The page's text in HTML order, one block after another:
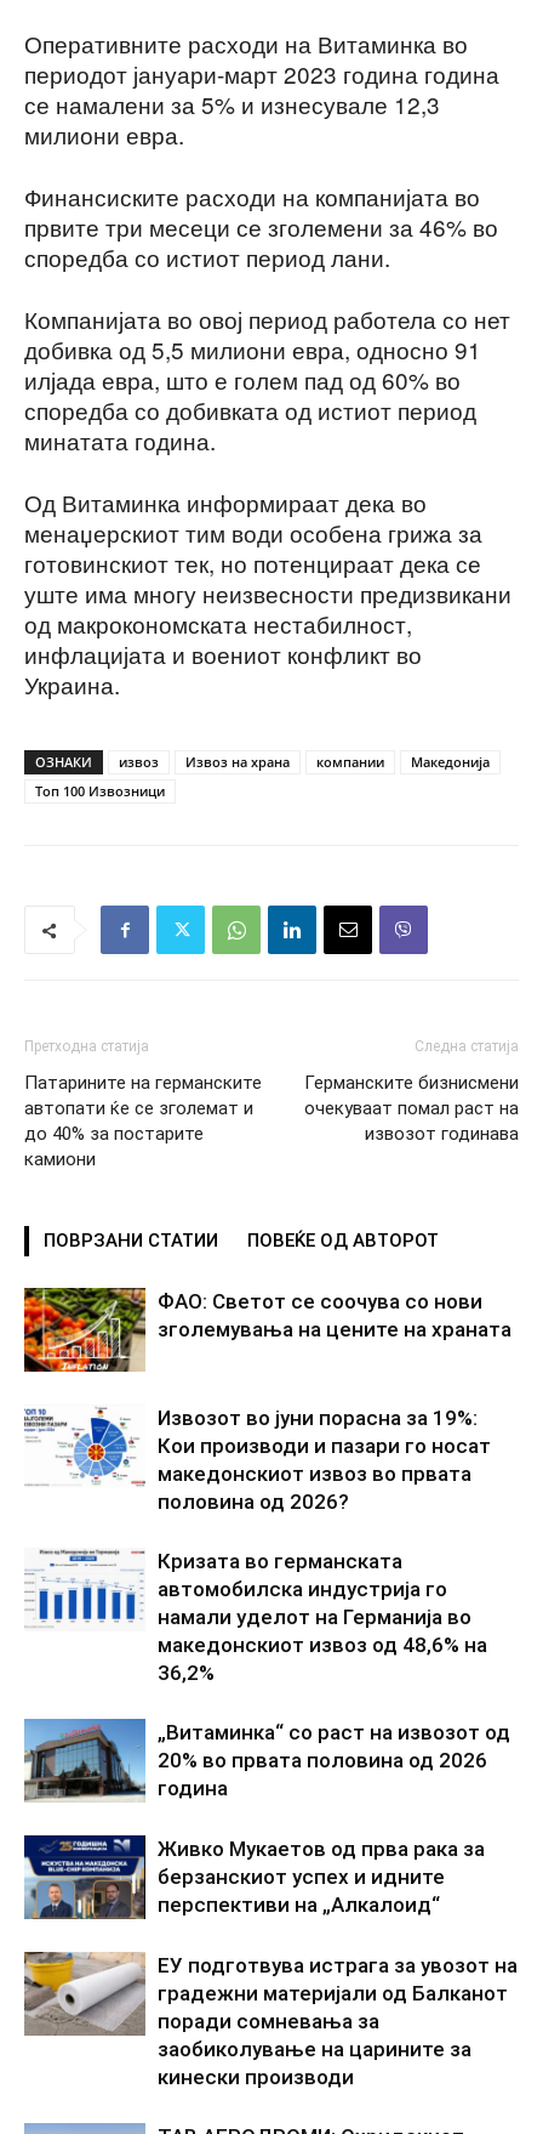
Оперативните расходи на Витаминка во
периодот јануари-март 2023 година година
се намалени за 5% и изнесувале 12,3
милиони евра.
Финансиските расходи на компанијата во
првите три месеци се зголемени за 46% во
споредба со истиот период лани.
Компанијата во овој период работела со нет
добивка од 5,5 милиони евра, односно 91
илјада евра, што е голем пад од 60% во
споредба со добивката од истиот период
минатата година.
Од Витаминка информираат дека во
менаџерскиот тим води особена грижа за
готовинскиот тек, но потенцираат дека се
уште има многу неизвесности предизвикани
од макрокономската нестабилност,
инфлацијата и воениот конфликт во
Украина.
ОЗНАКИ извоз Извоз на храна компании
Македонија
Топ 100 Извозници
Претходна статија
Патарините на германските
автопати ќе се зголемат и
до 40% за постарите
камиони
Следна статија
Германските бизнисмени
очекуваат помал раст на
извозот годинава
ПОВРЗАНИ СТАТИИ ПОВЕЌЕ ОД АВТОРОТ
ФАО: Светот се соочува со нови
зголемувања на цените на храната
Извозот во јуни порасна за 19%:
Кои производи и пазари го носат
македонскиот извоз во првата
половина од 2026?
Кризата во германската
автомобилска индустрија го
намали уделот на Германија во
македонскиот извоз од 48,6% на
36,2%
„Витаминка“ со раст на извозот од
20% во првата половина од 2026
година
Живко Мукаетов од прва рака за
берзанскиот успех и идните
перспективи на „Алкалоид“
ЕУ подготвува истрага за увозот на
градежни материјали од Балканот
поради сомневања за
заобиколување на царините за
кинески производи